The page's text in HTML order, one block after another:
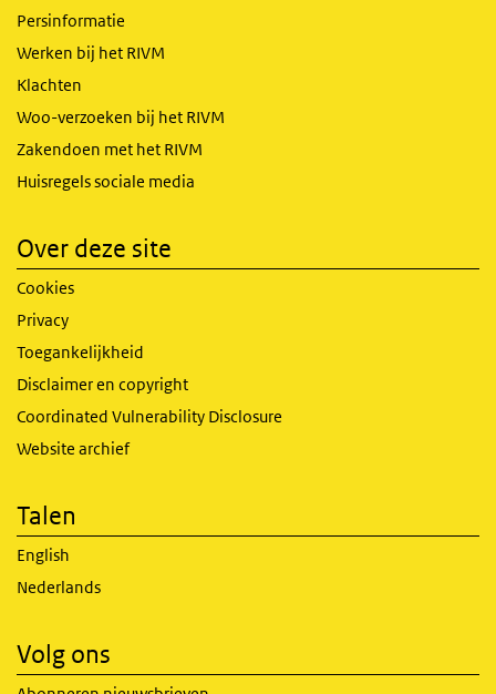
Persinformatie
Werken bij het RIVM
Klachten
Woo-verzoeken bij het RIVM
Zakendoen met het RIVM
Huisregels sociale media
Over deze site
Cookies
Privacy
Toegankelijkheid
Disclaimer en copyright
Coordinated Vulnerability Disclosure
Website archief
Talen
English
Nederlands
Volg ons